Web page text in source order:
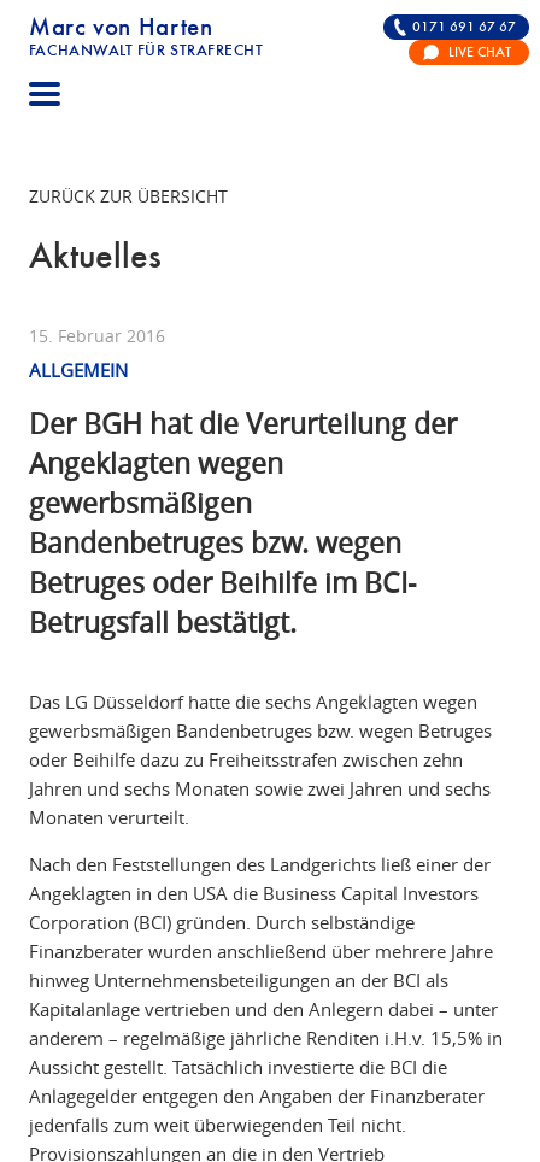
Marc von Harten
FACHANWALT FÜR STRAFRECHT
STRAFRECHT | RECHTSANWALT FÜR DIE
0171 691 67 67
LIVE CHAT
ZURÜCK ZUR ÜBERSICHT
Aktuelles
15. Februar 2016
ALLGEMEIN
Der BGH hat die Verurteilung der
Angeklagten wegen
gewerbsmäßigen
Bandenbetruges bzw. wegen
Betruges oder Beihilfe im BCI-
Betrugsfall bestätigt.
Das LG Düsseldorf hatte die sechs Angeklagten wegen
gewerbsmäßigen Bandenbetruges bzw. wegen Betruges
oder Beihilfe dazu zu Freiheitsstrafen zwischen zehn
Jahren und sechs Monaten sowie zwei Jahren und sechs
Monaten verurteilt.
Nach den Feststellungen des Landgerichts ließ einer der
Angeklagten in den USA die Business Capital Investors
Corporation (BCI) gründen. Durch selbständige
Finanzberater wurden anschließend über mehrere Jahre
hinweg Unternehmensbeteiligungen an der BCI als
Kapitalanlage vertrieben und den Anlegern dabei – unter
anderem – regelmäßige jährliche Renditen i.H.v. 15,5% in
Aussicht gestellt. Tatsächlich investierte die BCI die
Anlagegelder entgegen den Angaben der Finanzberater
jedenfalls zum weit überwiegenden Teil nicht.
Provisionszahlungen an die in den Vertrieb